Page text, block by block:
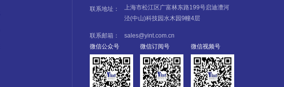
联系地址：
上海市松江区广富林东路199号启迪漕河
泾(中山)科技园水木园9幢4层
联系邮箱：
sales@yint.com.cn
微信公众号
微信订阅号 微信视频号